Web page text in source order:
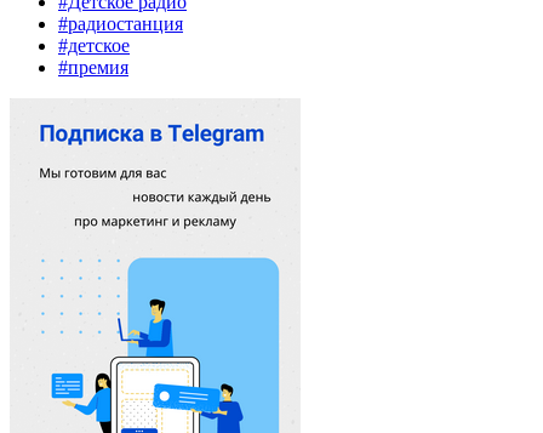
#радиостанция
#детское
#премия